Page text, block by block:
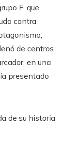
F, que
contra
de centros
en una
presentado
de su historia